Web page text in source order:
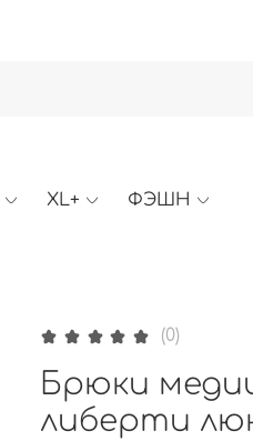
XL+ ФЭШН
(0)
Брюки
либерти